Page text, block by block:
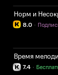
Норм и
8.0 ·
Время
7.4 ·